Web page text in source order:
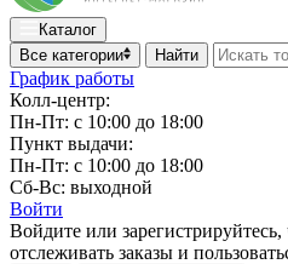
Каталог
Все категории
Найти
График работы
Колл-центр:
Пн-Пт: с 10:00 до 18:00
Пункт выдачи:
Пн-Пт: с 10:00 до 18:00
Сб-Вс: выходной
Войти
Войдите или
отслеживать заказы и